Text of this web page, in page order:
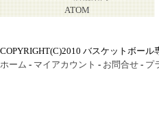
ATOM
COPYRIGHT(C)2010 バスケットボー
ホーム - マイアカウント - お問合せ - プ